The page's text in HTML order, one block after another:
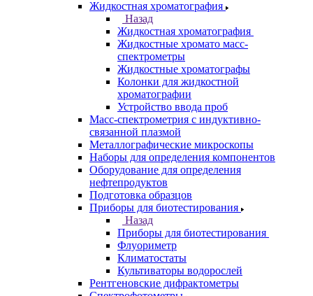
Анализаторы покрытий
Анализаторы размера частиц
Анализаторы ртути
Элементные анализаторы
Газовая хроматография
Назад
Газовая хроматография
Газовые хромато масс-спектрометры
Газовые хроматографы
Ионные хроматографы
Колонки для газовой хроматографии
Генераторы чистых газов
Жидкостная хроматография
Назад
Жидкостная хроматография
Жидкостные хромато масс-
спектрометры
Жидкостные хроматографы
Колонки для жидкостной
хроматографии
Устройство ввода проб
Масс-спектрометрия с индуктивно-
связанной плазмой